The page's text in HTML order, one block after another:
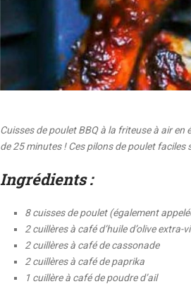
Cuisses de poulet BBQ à la friteuse à air
de 25 minutes ! Ces pilons de poulet
Ingrédients :
8 cuisses de poulet (également
2 cuillères à café d’huile d’olive extra-
2 cuillères à café de cassonade
2 cuillères à café de paprika
1 cuillère à café de poudre d’ail